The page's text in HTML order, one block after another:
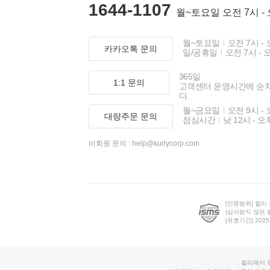
1644-1107 월~토요일 오전 7시 -
카카오톡 문의
월~토요일
오전 7시 -
일/공휴일
오전 7시 -
1:1 문의
365일
고객센터 운영시간에 순
다.
대량주문 문의
월~금요일
오전 9시 -
점심시간
낮 12시 - 오
비회원 문의 : help@kurlycorp.com
[인증범위] 컬리
(심사받지 않은
[유효기간]
컬리에서